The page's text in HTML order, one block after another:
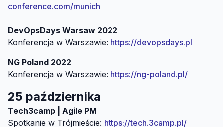
conference.com/munich
DevOpsDays Warsaw 2022
Konferencja w Warszawie: https://devopsdays.pl
NG Poland 2022
Konferencja w Warszawie: https://ng-poland.pl/
25 października
Tech3camp | Agile PM
Spotkanie w Trójmieście: https://tech.3camp.pl/